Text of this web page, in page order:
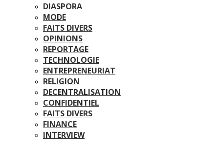
DIASPORA
MODE
FAITS DIVERS
OPINIONS
REPORTAGE
TECHNOLOGIE
ENTREPRENEURIAT
RELIGION
DECENTRALISATION
CONFIDENTIEL
FAITS DIVERS
FINANCE
INTERVIEW